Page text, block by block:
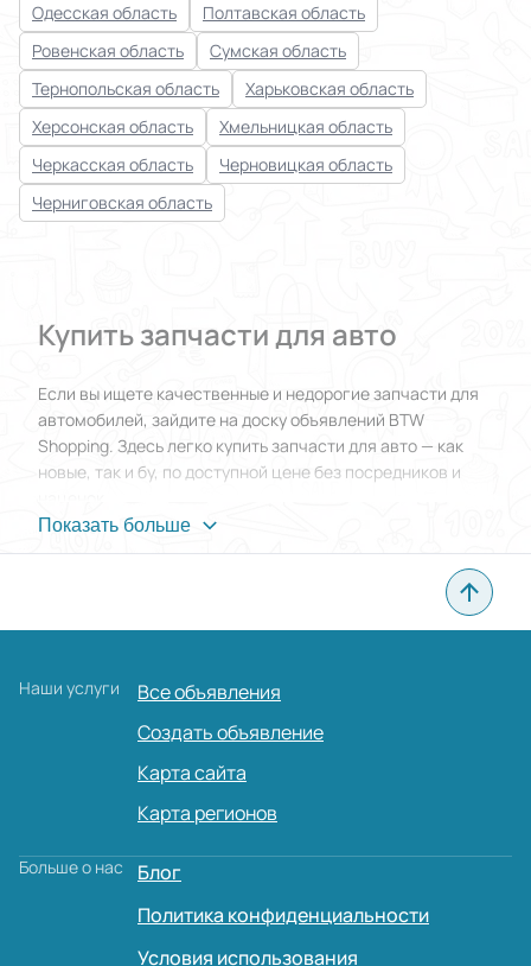
Одесская область
Полтавская область
Ровенская область
Сумская область
Тернопольская область
Харьковская область
Херсонская область
Хмельницкая область
Черкасская область
Черновицкая область
Черниговская область
Купить запчасти для авто
Если вы ищете качественные и недорогие запчасти для
автомобилей, зайдите на доску объявлений BTW
Shopping. Здесь легко купить запчасти для авто — как
новые, так и бу, по доступной цене без посредников и
размещают объявления о продаже автозапчастей для
В этом разделе сайта вы можете найти:
оригинальные и контрактные запчасти для
электроники;
бу запчасти после замены, в хорошем состоянии.
BTW Shopping — отличное место, чтобы выгодно купить
Показать больше
Наши услуги
Все объявления
Создать объявление
Карта сайта
Карта регионов
Больше о нас
Блог
Политика конфиденциальности
Условия использования